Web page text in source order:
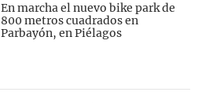
En marcha el nuevo bike park de
800 metros cuadrados en
Parbayón, en Piélagos